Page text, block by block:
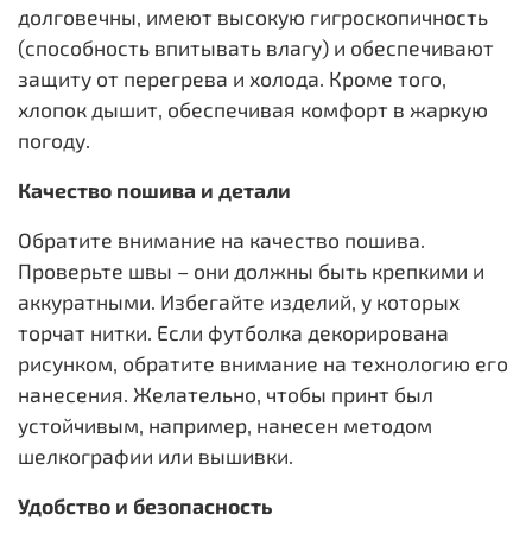
долговечны, имеют высокую гигроскопичность
(способность впитывать влагу) и обеспечивают
защиту от перегрева и холода. Кроме того,
хлопок дышит, обеспечивая комфорт в жаркую
погоду.
Качество пошива и детали
Обратите внимание на качество пошива.
Проверьте швы – они должны быть крепкими и
аккуратными. Избегайте изделий, у которых
торчат нитки. Если футболка декорирована
рисунком, обратите внимание на технологию его
нанесения. Желательно, чтобы принт был
устойчивым, например, нанесен методом
шелкографии или вышивки.
Удобство и безопасность